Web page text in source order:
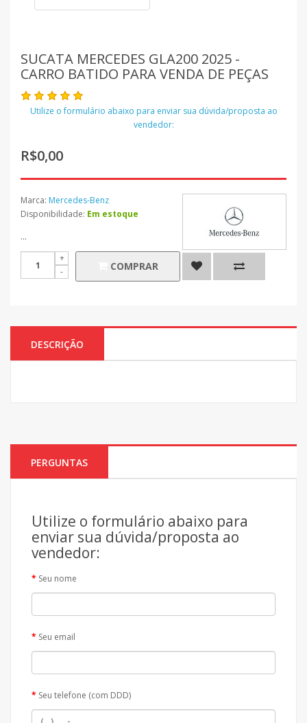
SUCATA MERCEDES GLA200 2025 -
CARRO BATIDO PARA VENDA DE PEÇAS
Utilize o formulário abaixo para enviar sua dúvida/proposta ao
vendedor:
R$0,00
Marca: Mercedes-Benz
Disponibilidade: Em estoque
...
COMPRAR
DESCRIÇÃO
PERGUNTAS
Utilize o formulário abaixo para
enviar sua dúvida/proposta ao
vendedor:
Seu nome
Seu email
Seu telefone (com DDD)